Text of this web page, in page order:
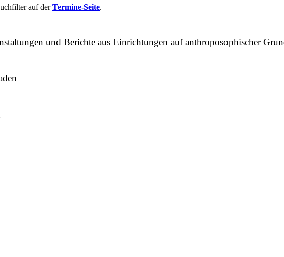
auf derTermine-Seite.
und Berichte aus Einrichtungen auf anthroposophischer